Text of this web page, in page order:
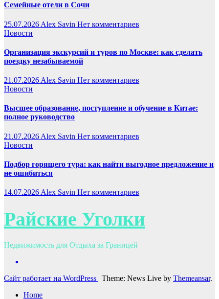
Семейные отели в Сочи
25.07.2026 Alex Savin Нет комментариев
Новости
Организация экскурсий и туров по Москве: как сделать
поездку незабываемой
21.07.2026 Alex Savin Нет комментариев
Новости
Высшее образование, поступление и обучение в Китае:
полное руководство
21.07.2026 Alex Savin Нет комментариев
Новости
Подбор горящего тура: как найти выгодное предложение и
не ошибиться
14.07.2026 Alex Savin Нет комментариев
Райские Уголки
Недвижимость для Отдыха за Границей
Сайт работает на WordPress | Theme: News Live by Themeansar.
Home